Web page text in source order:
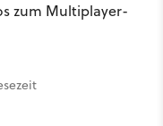
zum Multiplayer-